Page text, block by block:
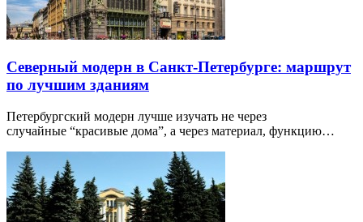
Северный модерн в Санкт-Петербурге: маршрут
по лучшим зданиям
Петербургский модерн лучше изучать не через
случайные “красивые дома”, а через материал, функцию…